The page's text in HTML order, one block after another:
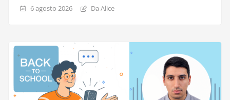
6 agosto 2026 Da Alice